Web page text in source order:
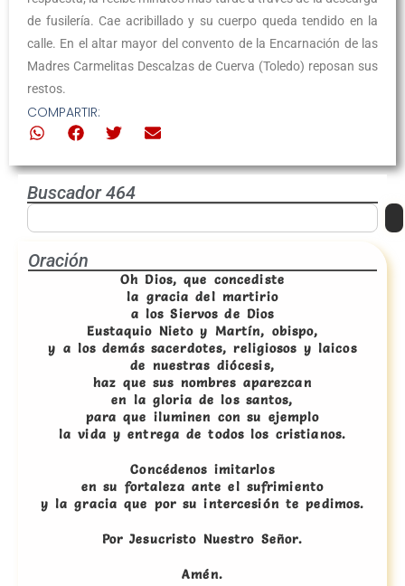
de fusilería. Cae acribillado y su cuerpo queda tendido en la
calle. En el altar mayor del convento de la Encarnación de las
Madres Carmelitas Descalzas de Cuerva (Toledo) reposan sus
restos.
COMPARTIR:
Buscador 464
Oración
Oh Dios, que concediste
la gracia del martirio
a los Siervos de Dios
Eustaquio Nieto y Martín, obispo,
y a los demás sacerdotes, religiosos y laicos
de nuestras diócesis,
haz que sus nombres aparezcan
en la gloria de los santos,
para que iluminen con su ejemplo
la vida y entrega de todos los cristianos.
Concédenos imitarlos
en su fortaleza ante el sufrimiento
y la gracia que por su intercesión te pedimos.
Por Jesucristo Nuestro Señor.
Amén.